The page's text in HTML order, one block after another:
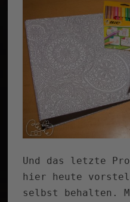
Und das letzte
hier heute
selbst behalten.